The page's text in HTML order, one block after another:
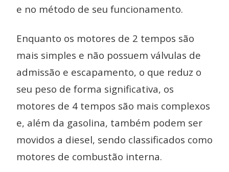
e no método de seu funcionamento.
Enquanto os motores de 2 tempos são
mais simples e não possuem válvulas de
admissão e escapamento, o que reduz o
seu peso de forma significativa, os
motores de 4 tempos são mais complexos
e, além da gasolina, também podem ser
movidos a diesel, sendo classificados como
motores de combustão interna.